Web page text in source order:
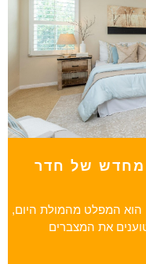
מחדש של חדר
המפלט מהמולת היום,
את המצברים